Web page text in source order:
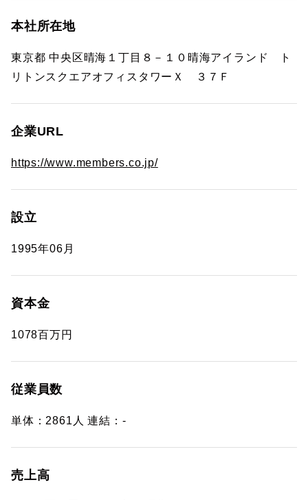
本社所在地
東京都 中央区晴海１丁目８－１０晴海アイランド ト
リトンスクエアオフィスタワーＸ ３７Ｆ
企業URL
https://www.members.co.jp/
設立
1995年06月
資本金
1078百万円
従業員数
単体：2861人 連結：-
売上高